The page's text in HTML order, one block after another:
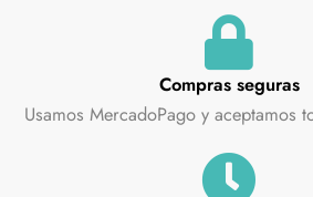
Compras seguras
Usamos MercadoPago y aceptamos